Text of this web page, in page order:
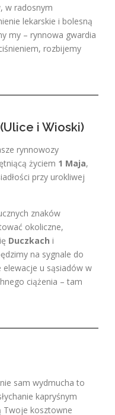
w radosnym
lekarskie i bolesną
my – rynnowa gwardia
rozbijemy
i Wioski)
rynnowozy
życiem 1 Maja,
przy urokliwej
znaków
okoliczne,
Duczkach i
na sygnale do
elewacje u sąsiadów w
ciążenia – tam
sam wydmucha to
kapryśnym
Twoje kosztowne